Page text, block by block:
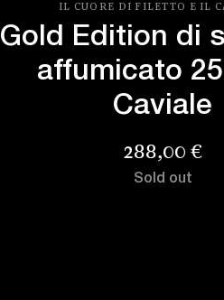
IL CUORE DI FILETTO E IL
Gold Edition di
affumicato
Caviale
Prezzo
288,00 €
Sold out